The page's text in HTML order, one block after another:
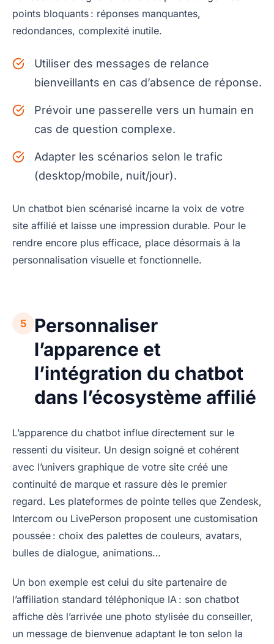
points bloquants : réponses manquantes,
redondances, complexité inutile.
Utiliser des messages de relance
bienveillants en cas d’absence de réponse.
Prévoir une passerelle vers un humain en
cas de question complexe.
Adapter les scénarios selon le trafic
(desktop/mobile, nuit/jour).
Un chatbot bien scénarisé incarne la voix de votre
site affilié et laisse une impression durable. Pour le
rendre encore plus efficace, place désormais à la
personnalisation visuelle et fonctionnelle.
5
Personnaliser
l’apparence et
l’intégration du chatbot
dans l’écosystème affilié
L’apparence du chatbot influe directement sur le
ressenti du visiteur. Un design soigné et cohérent
avec l’univers graphique de votre site créé une
continuité de marque et rassure dès le premier
regard. Les plateformes de pointe telles que Zendesk,
Intercom ou LivePerson proposent une customisation
poussée : choix des palettes de couleurs, avatars,
bulles de dialogue, animations…
Un bon exemple est celui du site partenaire de
l’affiliation standard téléphonique IA : son chatbot
affiche dès l’arrivée une photo stylisée du conseiller,
un message de bienvenue adaptant le ton selon la